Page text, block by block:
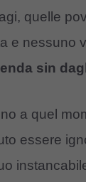
quelle
e nessuno
sin
a quel
essere